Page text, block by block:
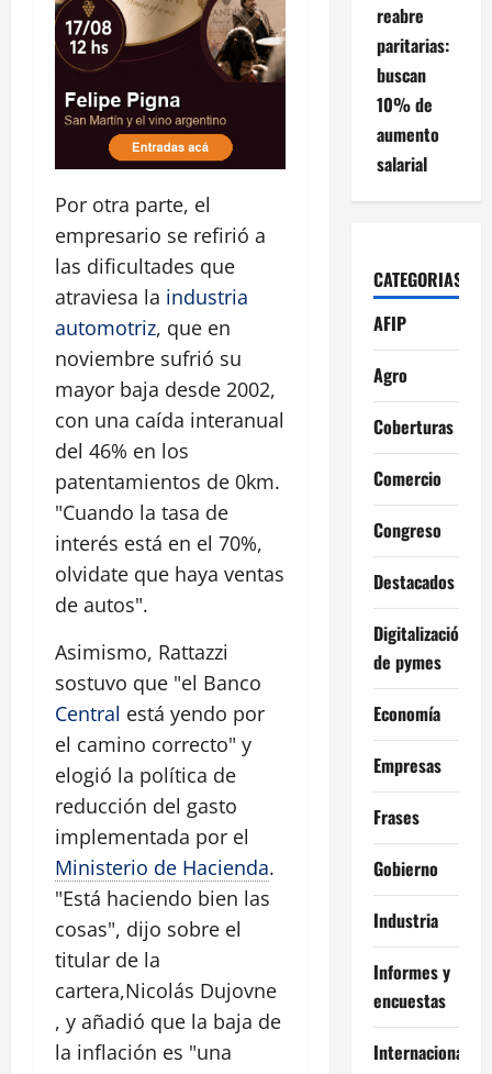
Por otra parte, el
empresario se refirió a
las dificultades que
atraviesa la industria
automotriz, que en
noviembre sufrió su
mayor baja desde 2002,
con una caída interanual
del 46% en los
patentamientos de 0km.
"Cuando la tasa de
interés está en el 70%,
olvidate que haya ventas
de autos".
Asimismo, Rattazzi
sostuvo que "el Banco
Central está yendo por
el camino correcto" y
elogió la política de
reducción del gasto
implementada por el
Ministerio de Hacienda.
"Está haciendo bien las
cosas", dijo sobre el
titular de la
cartera,Nicolás Dujovne
, y añadió que la baja de
la inflación es "una
reabre
paritarias:
buscan
10% de
aumento
salarial
CATEGORIAS
AFIP
Agro
Coberturas
Comercio
Congreso
Destacados
Digitalización
de pymes
Economía
Empresas
Frases
Gobierno
Industria
Informes y
encuestas
Internacional